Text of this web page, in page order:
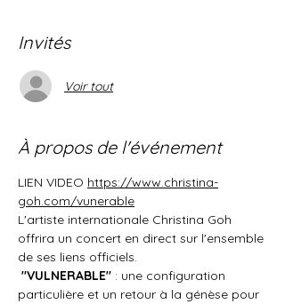
Invités
Voir tout
À propos de l'événement
LIEN VIDEO https://www.christina-
goh.com/vunerable
L'artiste internationale Christina Goh
offrira un concert en direct sur l'ensemble
de ses liens officiels.
"VULNERABLE" : une configuration
particulière et un retour à la génèse pour